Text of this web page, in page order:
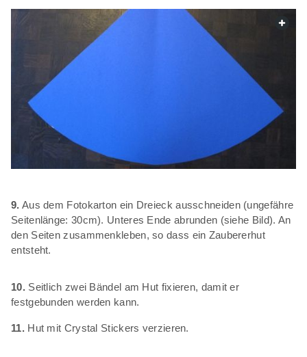
9. Aus dem Fotokarton ein Dreieck ausschneiden (ungefähre
Seitenlänge: 30cm). Unteres Ende abrunden (siehe Bild). An
den Seiten zusammenkleben, so dass ein Zaubererhut
entsteht.
10. Seitlich zwei Bändel am Hut fixieren, damit er
festgebunden werden kann.
11.Hut mit Crystal Stickers verzieren.